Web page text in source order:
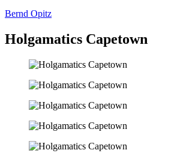
Bernd Opitz
Holgamatics Capetown